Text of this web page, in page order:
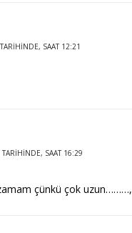
SAAT 12:21
SAAT 16:29
çünkü çok uzun………,